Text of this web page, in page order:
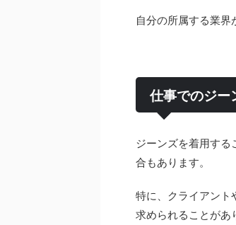
自分の所属する業界
仕事でのジー
ジーンズを着用する
合もあります。
特に、クライアント
求められることがあ